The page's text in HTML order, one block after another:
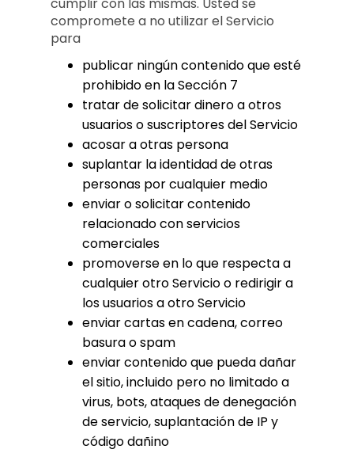
compromete a no utilizar el Servicio
para
publicar ningún contenido que esté
prohibido en la Sección 7
tratar de solicitar dinero a otros
usuarios o suscriptores del Servicio
acosar a otras persona
suplantar la identidad de otras
personas por cualquier medio
enviar o solicitar contenido
relacionado con servicios
comerciales
promoverse en lo que respecta a
cualquier otro Servicio o redirigir a
los usuarios a otro Servicio
enviar cartas en cadena, correo
basura o spam
enviar contenido que pueda dañar
el sitio, incluido pero no limitado a
virus, bots, ataques de denegación
de servicio, suplantación de IP y
código dañino